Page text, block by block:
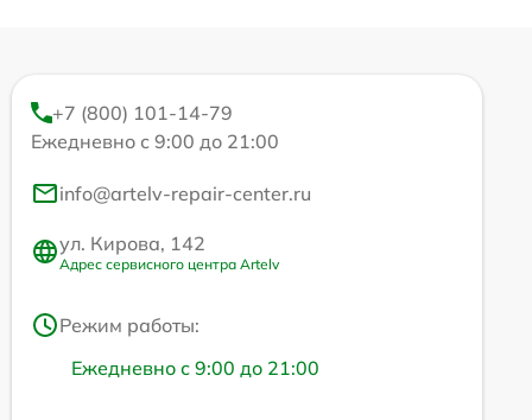
+7 (800) 101-14-79
Ежедневно с 9:00 до 21:00
info@artelv-repair-center.ru
ул. Кирова, 142
Адрес сервисного центра Artelv
Режим работы:
Ежедневно с 9:00 до 21:00